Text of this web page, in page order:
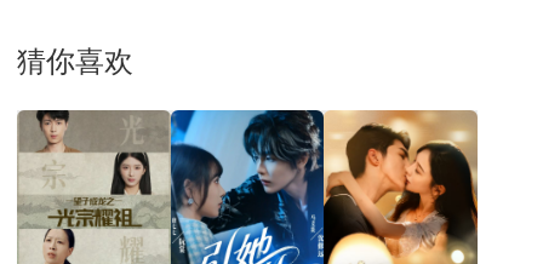
猜你喜欢